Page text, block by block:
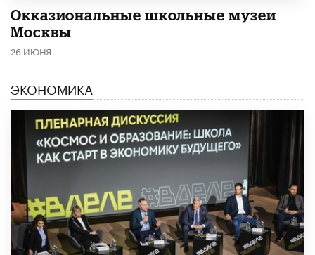
​Окказиональные школьные музеи
Москвы
26 ИЮНЯ
ЭКОНОМИКА